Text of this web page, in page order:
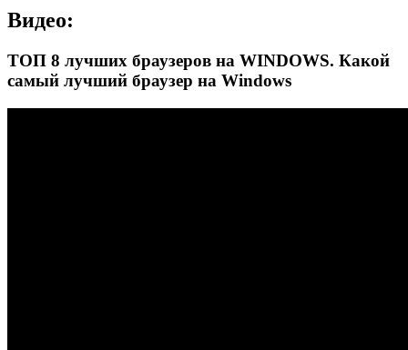
Видео:
ТОП 8 лучших браузеров на WINDOWS. Какой
самый лучший браузер на Windows